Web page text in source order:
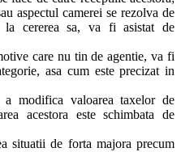
aspectul camerei se rezolva de
cererea sa, va fi asistat de
care nu tin de agentie, va fi
asa cum este precizat in
modifica valoarea taxelor de
acestora este schimbata de
situatii de forta majora precum